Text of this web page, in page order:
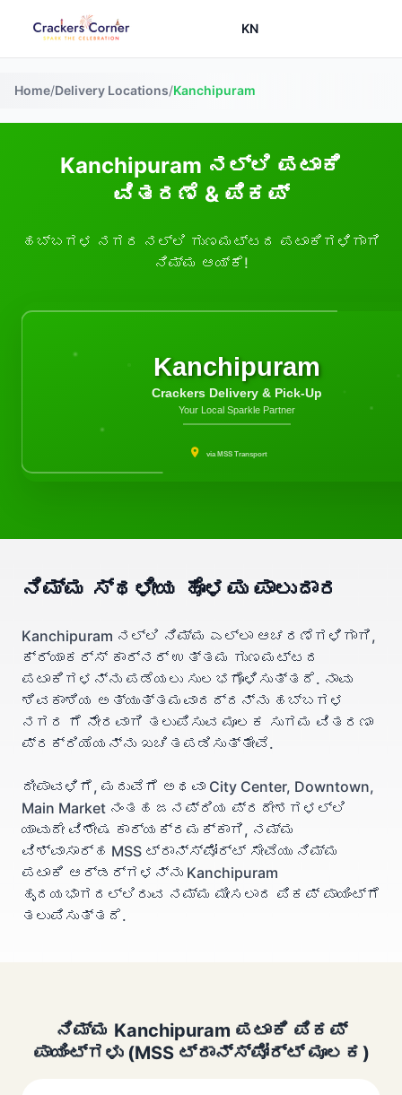
KN
Home/Delivery Locations/Kanchipuram
Kanchipuram ನಲ್ಲಿ ಪಟಾಕಿ
ವಿತರಣೆ & ಪಿಕಪ್
ಹಬ್ಬಗಳ ನಗರ ನಲ್ಲಿ ಗುಣಮಟ್ಟದ ಪಟಾಕಿಗಳಿಗಾಗಿ
ನಿಮ್ಮ ಆಯ್ಕೆ!
Kanchipuram
Crackers Delivery & Pick-Up
Your Local Sparkle Partner
via MSS Transport
ನಿಮ್ಮ ಸ್ಥಳೀಯ ಹೊಳಪು ಪಾಲುದಾರ
Kanchipuram ನಲ್ಲಿ ನಿಮ್ಮ ಎಲ್ಲಾ ಆಚರಣೆಗಳಿಗಾಗಿ,
ಕ್ರ್ಯಾಕರ್ಸ್ ಕಾರ್ನರ್ ಉತ್ತಮ ಗುಣಮಟ್ಟದ
ಪಟಾಕಿಗಳನ್ನು ಪಡೆಯಲು ಸುಲಭಗೊಳಿಸುತ್ತದೆ. ನಾವು
ಶಿವಕಾಶಿಯ ಅತ್ಯುತ್ತಮವಾದದ್ದನ್ನು ಹಬ್ಬಗಳ
ನಗರ ಗೆ ನೇರವಾಗಿ ತಲುಪಿಸುವ ಮೂಲಕ ಸುಗಮ ವಿತರಣಾ
ಪ್ರಕ್ರಿಯೆಯನ್ನು ಖಚಿತಪಡಿಸುತ್ತೇವೆ.
ದೀಪಾವಳಿಗೆ, ಮದುವೆಗೆ ಅಥವಾ City Center, Downtown,
Main Market ನಂತಹ ಜನಪ್ರಿಯ ಪ್ರದೇಶಗಳಲ್ಲಿ
ಯಾವುದೇ ವಿಶೇಷ ಕಾರ್ಯಕ್ರಮಕ್ಕಾಗಿ, ನಮ್ಮ
ವಿಶ್ವಾಸಾರ್ಹ MSS ಟ್ರಾನ್ಸ್‌ಪೋರ್ಟ್ ಸೇವೆಯು ನಿಮ್ಮ
ಪಟಾಕಿ ಆರ್ಡರ್‌ಗಳನ್ನು Kanchipuram
ಹೃದಯಭಾಗದಲ್ಲಿರುವ ನಮ್ಮ ಮೀಸಲಾದ ಪಿಕಪ್ ಪಾಯಿಂಟ್‌ಗೆ
ತಲುಪಿಸುತ್ತದೆ.
ನಿಮ್ಮ Kanchipuram ಪಟಾಕಿ ಪಿಕಪ್
ಪಾಯಿಂಟ್‌ಗಳು (MSS ಟ್ರಾನ್ಸ್‌ಪೋರ್ಟ್ ಮೂಲಕ)